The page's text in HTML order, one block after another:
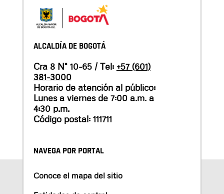
ALCALDÍA DE BOGOTÁ
Cra 8 N° 10-65 / Tel: +57 (601)
381-3000
Horario de atención al público:
Lunes a viernes de 7:00 a.m. a
4:30 p.m.
Código postal: 111711
NAVEGA POR PORTAL
Conoce el mapa del sitio